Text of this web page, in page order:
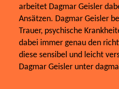
arbeitet Dagmar Geisler
Ansätzen. Dagmar Geisler
Trauer, psychische
dabei immer genau den
diese sensibel und leicht
Dagmar Geisler unter